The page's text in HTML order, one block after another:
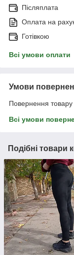
Післяплата
Оплата на
Готівкою
Всі умови оплати
Умови
Повернення
Всі умови
Подібні товари